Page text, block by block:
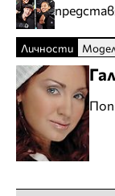
Личности
Поп